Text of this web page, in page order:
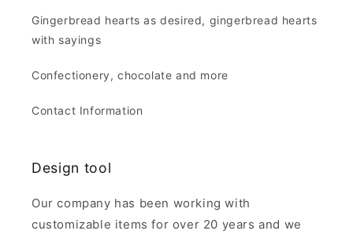
Gingerbread hearts as desired, gingerbread hearts
with sayings
Confectionery, chocolate and more
Contact Information
Design tool
Our company has been working with
customizable items for over 20 years and we